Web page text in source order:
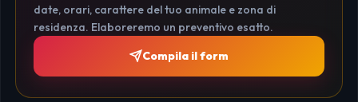
date, orari, carattere del tuo animale e zona di
residenza. Elaboreremo un preventivo esatto.
Compila il form